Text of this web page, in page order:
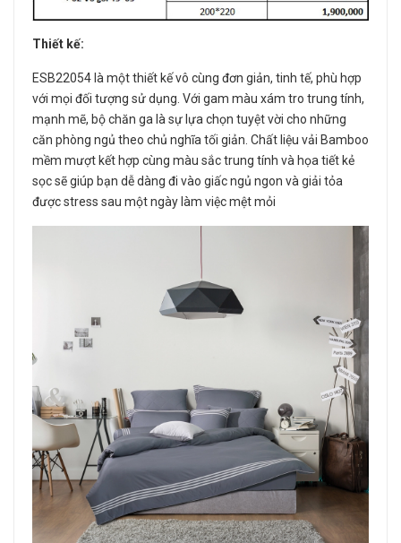
Thiết kế:
ESB22054 là một thiết kế vô cùng đơn giản, tinh tế, phù hợp
với mọi đối tượng sử dụng. Với gam màu xám tro trung tính,
mạnh mẽ, bộ chăn ga là sự lựa chọn tuyệt vời cho những
căn phòng ngủ theo chủ nghĩa tối giản. Chất liệu vải Bamboo
mềm mượt kết hợp cùng màu sắc trung tính và họa tiết kẻ
sọc sẽ giúp bạn dễ dàng đi vào giấc ngủ ngon và giải tỏa
được stress sau một ngày làm việc mệt mỏi